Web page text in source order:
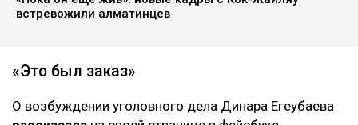
встревожили алматинцев
«Это был заказ»
О возбуждении уголовного дела Динара Егеубаева